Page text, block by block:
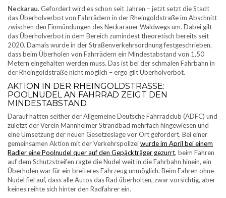
Neckarau.Gefordert wird es schon seit Jahren – jetzt setzt die Stadt
das Überholverbot von Fahrrädern in der Rheingoldstraße im Abschnitt
zwischen den Einmündungen des Neckarauer Waldwegs um. Dabei gilt
das Überholverbot in dem Bereich zumindest theoretisch bereits seit
2020. Damals wurde in der Straßenverkehrsordnung festgeschrieben,
dass beim Überholen von Fahrrädern ein Mindestabstand von 1,50
Metern eingehalten werden muss. Das ist bei der schmalen Fahrbahn in
der Rheingoldstraße nicht möglich – ergo gilt Überholverbot.
AKTION IN DER RHEINGOLDSTRASSE: P
OOLNUDEL AN FAHRRAD ZEIGT DEN M
INDESTABSTAND
Darauf hatten seither der Allgemeine Deutsche Fahrradclub (ADFC) und
zuletzt der Verein Mannheimer Strandbad mehrfach hingewiesen und
eine Umsetzung der neuen Gesetzeslage vor Ort gefordert. Bei einer
gemeinsamen Aktion mit der Verkehrspolizeiwurde im April bei einem
Radler eine Poolnudel quer auf den Gepäckträger gezurrt, beim Fahren
auf dem Schutzstreifen ragte die Nudel weit in die Fahrbahn hinein, ein
Überholen war für ein breiteres Fahrzeug unmöglich. Beim Fahren ohne
Nudel fiel auf, dass alle Autos das Rad überholten, zwar vorsichtig, aber
keines reihte sich hinter den Radfahrer ein.